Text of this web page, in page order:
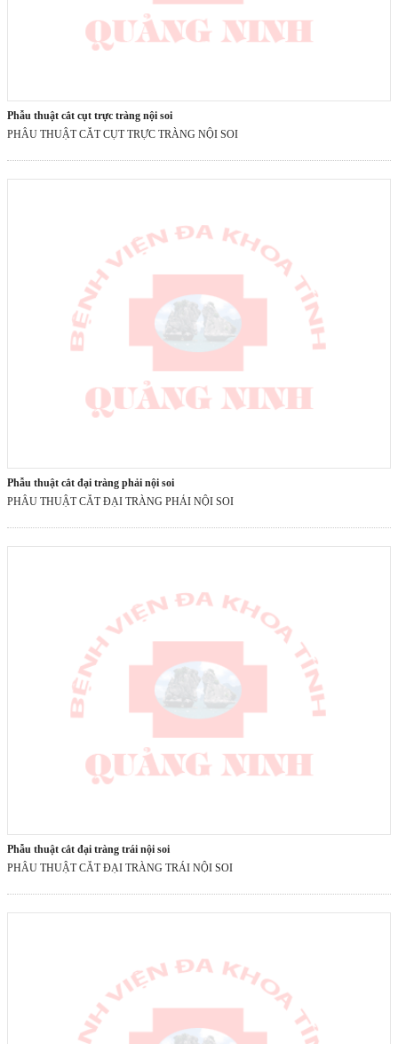
phẫu thuật cắt cụt trực tràng nội soi
PHẪU THUẬT CẮT CỤT TRỰC TRÀNG NỘI SOI
phẫu thuật cắt đại tràng phải nội soi
PHẪU THUẬT CẮT ĐẠI TRÀNG PHẢI NỘI SOI
phẫu thuật cắt đại tràng trái nội soi
PHẪU THUẬT CẮT ĐẠI TRÀNG TRÁI NỘI SOI